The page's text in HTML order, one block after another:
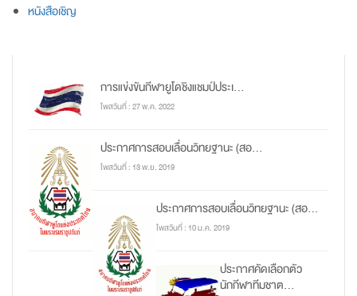
หนังสือเชิญ
การแข่งขันกีฬายูโดชิงแชมป์ประเ...
โพสวันที่ : 27 พ.ค. 2022
ประกาศการสอบเลื่อนวิทยฐานะ (สอ...
โพสวันที่ : 13 พ.ย. 2019
ประกาศการสอบเลื่อนวิทยฐานะ (สอ...
โพสวันที่ : 10 ม.ค. 2019
ประกาศคัดเลือกตัว
นักกีฬาทีมชาต...